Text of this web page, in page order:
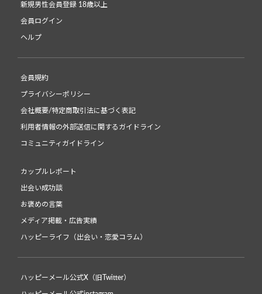
新規男性会員登録 18歳以上
会員ログイン
ヘルプ
会員規約
プライバシーポリシー
会社概要/特定商取引法に基づく表記
利用者情報の外部送信に関するガイドライン
コミュニティガイドライン
カップルレポート
出会い成功談
お褒めの言葉
メディア掲載・広告実績
ハッピーライフ（出会い・恋愛コラム）
ハッピーメール公式X（旧Twitter）